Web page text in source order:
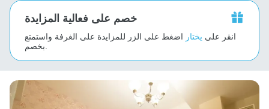
خصم على فعالية المزايدة
انقر على يختار اضغط على الزر للمزايدة على الغرفة واستمتع